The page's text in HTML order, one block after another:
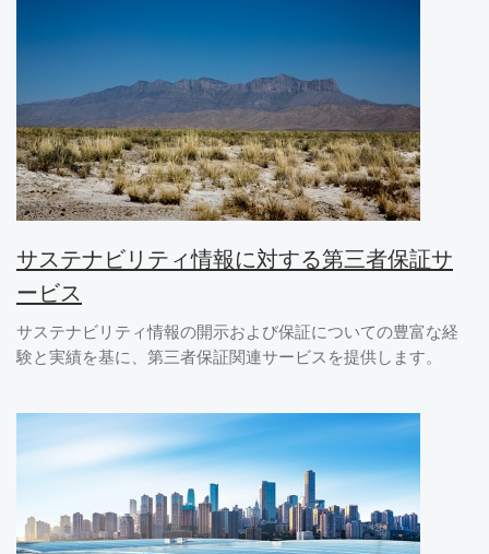
サステナビリティ情報に対する第三者保証サ
ービス
サステナビリティ情報の開示および保証についての豊富な経
験と実績を基に、第三者保証関連サービスを提供します。